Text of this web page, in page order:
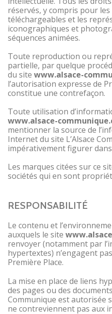
réservés, y compris pour
téléchargeables et les
iconographiques et
séquences animées.
Toute reproduction ou
partielle, par quelque
du site www.alsace-
l’autorisation expresse de
constitue une contrefaçon.
Toute utilisation
www.alsace-
mentionner la source de
Internet du site L’Alsace
impérativement figurer
Les marques citées sur ce
sociétés qui en sont
RESPONSABILITÉ
Le contenu et
auxquels le site
renvoyer (notamment par
hypertextes) n’engagent
Première Place.
La mise en place de liens
des pages ou des
Communique est autorisée
ne contreviennent pas aux